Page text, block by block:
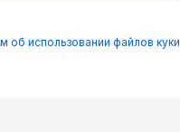
об использовании файлов куки